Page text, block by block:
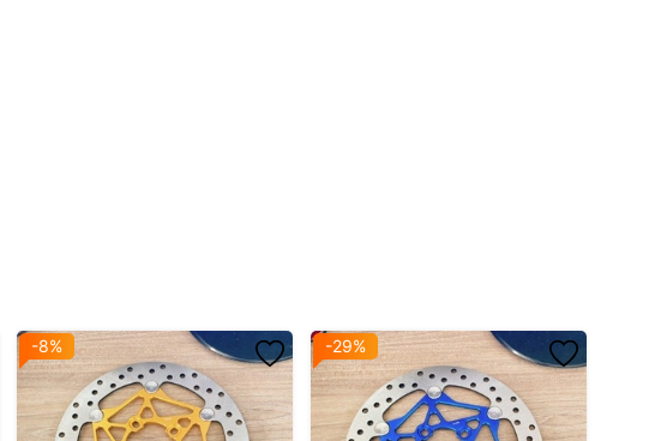
-8% -29%